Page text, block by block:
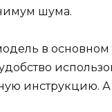
шума.
в
инструкцию.